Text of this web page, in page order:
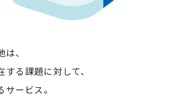
、
る課題に対して、
ービス。